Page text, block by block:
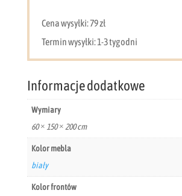
+
lustro
Cena wysyłki: 79 zł
Termin wysyłki: 1-3 tygodni
Informacje dodatkowe
Wymiary
60 × 150 × 200 cm
Kolor mebla
biały
Kolor frontów